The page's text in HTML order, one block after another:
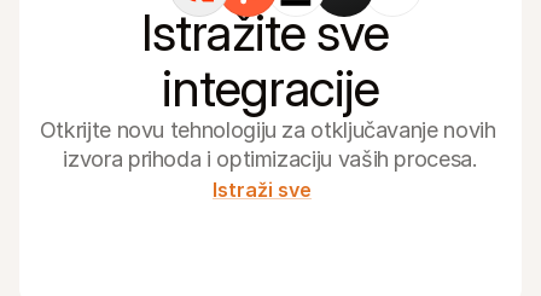
Istražite sve
integracije
Otkrijte novu tehnologiju za otključavanje novih
izvora prihoda i optimizaciju vaših procesa.
Istraži sve